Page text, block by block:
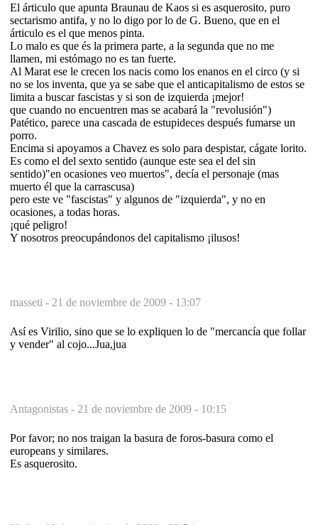
El árticulo que apunta Braunau de Kaos si es asquerosito, puro
sectarismo antifa, y no lo digo por lo de G. Bueno, que en el
árticulo es el que menos pinta.
Lo malo es que és la primera parte, a la segunda que no me
llamen, mi estómago no es tan fuerte.
Al Marat ese le crecen los nacis como los enanos en el circo (y si
no se los inventa, que ya se sabe que el anticapitalismo de estos se
limita a buscar fascistas y si son de izquierda ¡mejor!
que cuando no encuentren mas se acabará la "revolusión")
Patético, parece una cascada de estupideces después fumarse un
porro.
Encima si apoyamos a Chavez es solo para despistar, cágate lorito.
Es como el del sexto sentido (aunque este sea el del sin
sentido)"en ocasiones veo muertos", decía el personaje (mas
muerto él que la carrascusa)
pero este ve "fascistas" y algunos de "izquierda", y no en
ocasiones, a todas horas.
¡qué peligro!
Y nosotros preocupándonos del capitalismo ¡ilusos!
masseti - 21 de noviembre de 2009 - 13:07
Así es Virilio, sino que se lo expliquen lo de "mercancía que follar
y vender" al cojo...Jua,jua
Antagonistas - 21 de noviembre de 2009 - 10:15
Por favor; no nos traigan la basura de foros-basura como el
europeans y similares.
Es asquerosito.